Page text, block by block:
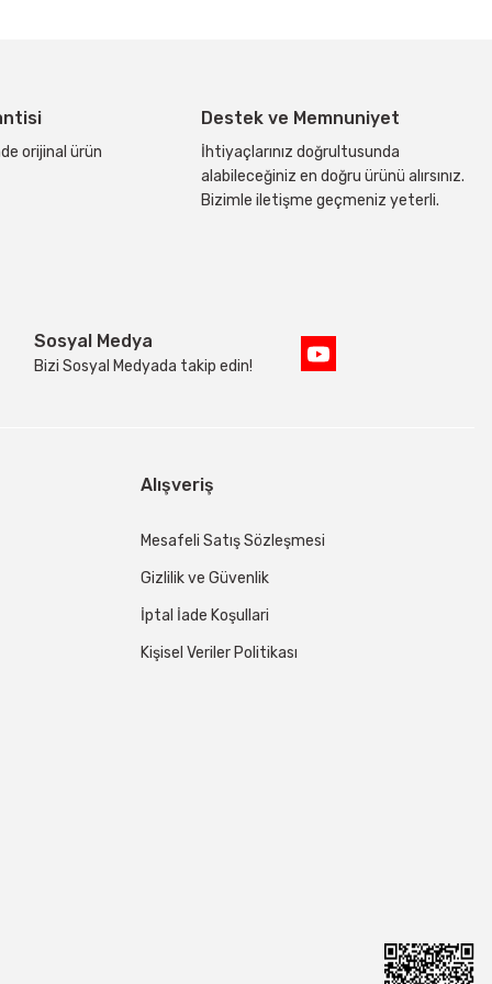
orijinal ürün
Destek ve Memnuniyet
İhtiyaçlarınız doğrultusunda
alabileceğiniz en doğru ürünü alırsınız.
Bizimle iletişme geçmeniz yeterli.
Sosyal Medya
Bizi Sosyal Medyada takip edin!
Alışveriş
Mesafeli Satış Sözleşmesi
Gizlilik ve Güvenlik
İptal İade Koşullari
Kişisel Veriler Politikası